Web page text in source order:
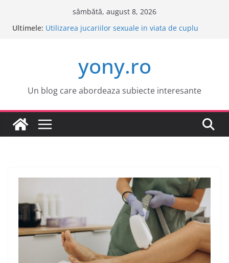
sâmbătă, august 8, 2026
Ultimele: Este o idee buna sa cumpar o masina electrica?
Tot ce trebuie sa stii despre bolile copilariei
Tot ce trebuie sa stii despre epilarea definitiva
yony.ro
Un blog care abordeaza subiecte interesante